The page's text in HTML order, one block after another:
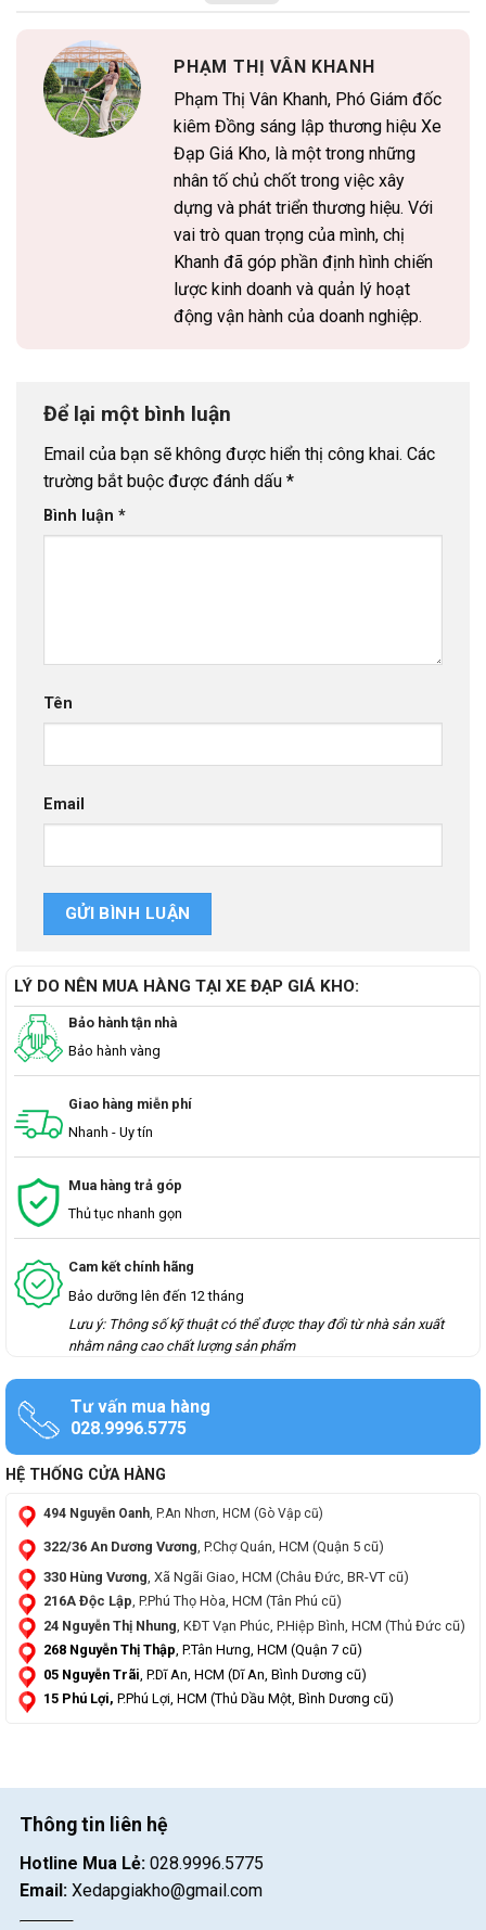
PHẠM THỊ VÂN KHANH
Phạm Thị Vân Khanh, Phó Giám đốc
kiêm Đồng sáng lập thương hiệu Xe
Đạp Giá Kho, là một trong những
nhân tố chủ chốt trong việc xây
dựng và phát triển thương hiệu. Với
vai trò quan trọng của mình, chị
Khanh đã góp phần định hình chiến
lược kinh doanh và quản lý hoạt
động vận hành của doanh nghiệp.
Để lại một bình luận
Email của bạn sẽ không được hiển thị công khai. Các
trường bắt buộc được đánh dấu *
Bình luận *
Tên
Email
LÝ DO NÊN MUA HÀNG TẠI XE ĐẠP GIÁ KHO:
Bảo hành tận nhà
Bảo hành vàng
Giao hàng miễn phí
Nhanh - Uy tín
Mua hàng trả góp
Thủ tục nhanh gọn
Cam kết chính hãng
Bảo dưỡng lên đến 12 tháng
Lưu ý: Thông số kỹ thuật có thể được thay đổi từ nhà sản xuất
nhằm nâng cao chất lượng sản phẩm
Tư vấn mua hàng
028.9996.5775
HỆ THỐNG CỬA HÀNG
494 Nguyễn Oanh, P.An Nhơn, HCM (Gò Vập cũ)
322/36 An Dương Vương, P.Chợ Quán, HCM (Quận 5 cũ)
330 Hùng Vương , Xã Ngãi Giao, HCM (Châu Đức, BR-VT cũ)
216A Độc Lập, P.Phú Thọ Hòa, HCM (Tân Phú cũ)
24 Nguyễn Thị Nhung , KĐT Vạn Phúc, P.Hiệp Bình, HCM (Thủ Đức cũ)
268 Nguyễn Thị Thập, P.Tân Hưng, HCM (Quận 7 cũ)
05 Nguyễn Trãi , P.Dĩ An, HCM (Dĩ An, Bình Dương cũ)
15 Phú Lợi, P.Phú Lợi, HCM (Thủ Dầu Một, Bình Dương cũ)
Thông tin liên hệ
Hotline Mua Lẻ: 028.9996.5775
Email: Xedapgiakho@gmail.com